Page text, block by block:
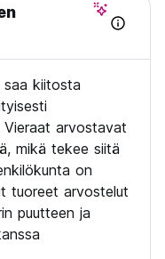
kiitosta
arvostavat
mikä tekee siitä
on
tuoreet arvostelut
puutteen ja